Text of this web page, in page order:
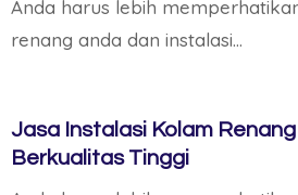
Anda harus lebih
renang anda dan instalasi…
Jasa Instalasi Kolam
Berkualitas Tinggi